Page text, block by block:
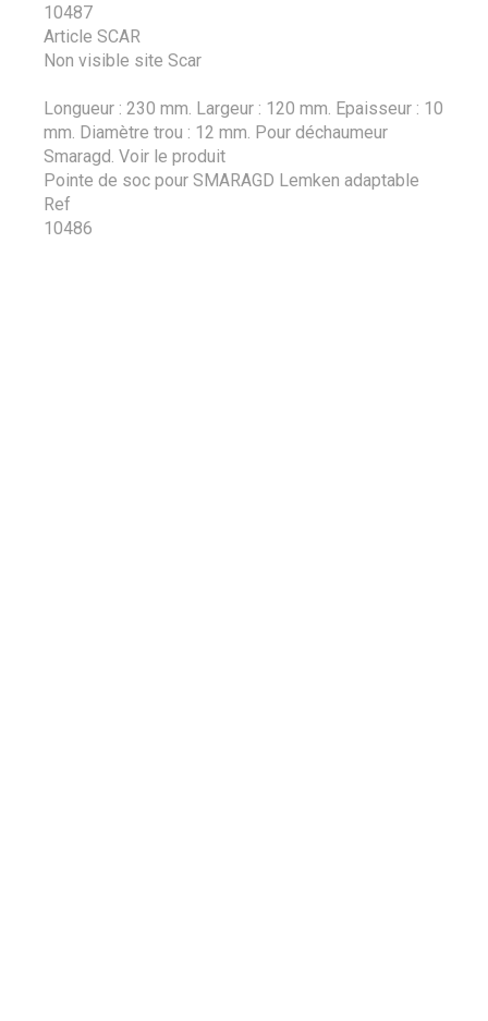
10487
Article SCAR
Non visible site Scar
Longueur : 230 mm. Largeur : 120 mm. Epaisseur : 10
mm. Diamètre trou : 12 mm. Pour déchaumeur
Smaragd. Voir le produit
Pointe de soc pour SMARAGD Lemken adaptable
Ref
10486